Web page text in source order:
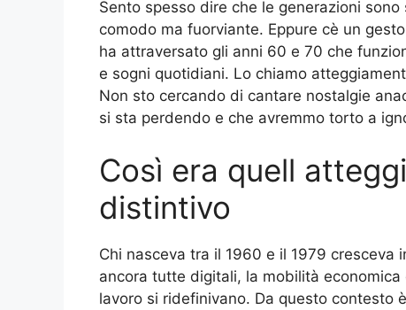
Sento spesso dire che le generazioni sono
comodo ma fuorviante. Eppure cè un
ha attraversato gli anni 60 e 70 che
e sogni quotidiani. Lo chiamo
Non sto cercando di cantare nostalgie
si sta perdendo e che avremmo torto a
Così era quell
distintivo
Chi nasceva tra il 1960 e il 1979 cresceva
ancora tutte digitali, la mobilità
lavoro si ridefinivano. Da questo contesto